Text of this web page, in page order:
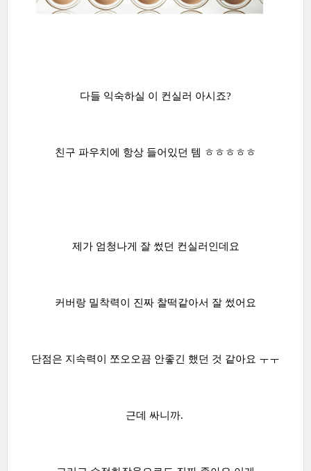
다들 익숙하실 이 컨실러 아시죠?
친구 파우치에 항상 들어있던 템 ㅎㅎㅎㅎㅎ
제가 엄청나게 잘 썼던 컨실러인데요
커버랑 밀착력이 진짜 찰떡같아서 잘 썼어요
단점은 지속력이 쪼오오끔 안좋긴 했던 것 같아요 ㅜㅜ
근데 싸니까.